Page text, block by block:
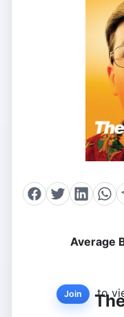
Average
Join to